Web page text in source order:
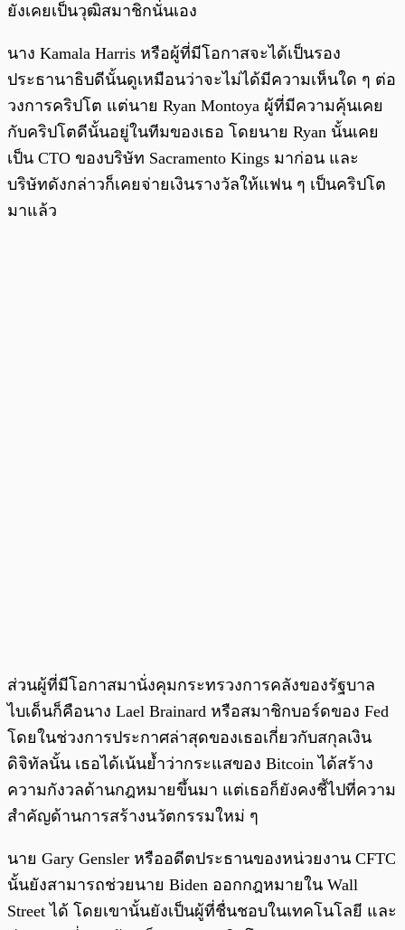
ยังเคยเป็นวุฒิสมาชิกนั่นเอง
นาง Kamala Harris หรือผู้ที่มีโอกาสจะได้เป็นรอง
ประธานาธิบดีนั้นดูเหมือนว่าจะไม่ได้มีความเห็นใด ๆ ต่อ
วงการคริปโต แต่นาย Ryan Montoya ผู้ที่มีความคุ้นเคย
กับคริปโตดีนั้นอยู่ในทีมของเธอ โดยนาย Ryan นั้นเคย
เป็น CTO ของบริษัท Sacramento Kings มาก่อน และ
บริษัทดังกล่าวก็เคยจ่ายเงินรางวัลให้แฟน ๆ เป็นคริปโต
มาแล้ว
ส่วนผู้ที่มีโอกาสมานั่งคุมกระทรวงการคลังของรัฐบาล
ไบเด็นก็คือนาง Lael Brainard หรือสมาชิกบอร์ดของ Fed
โดยในช่วงการประกาศล่าสุดของเธอเกี่ยวกับสกุลเงิน
ดิจิทัลนั้น เธอได้เน้นย้ำว่ากระแสของ Bitcoin ได้สร้าง
ความกังวลด้านกฎหมายขึ้นมา แต่เธอก็ยังคงชี้ไปที่ความ
สำคัญด้านการสร้างนวัตกรรมใหม่ ๆ
นาย Gary Gensler หรืออดีตประธานของหน่วยงาน CFTC
นั้นยังสามารถช่วยนาย Biden ออกกฎหมายใน Wall
Street ได้ โดยเขานั้นยังเป็นผู้ที่ชื่นชอบในเทคโนโลยี และ